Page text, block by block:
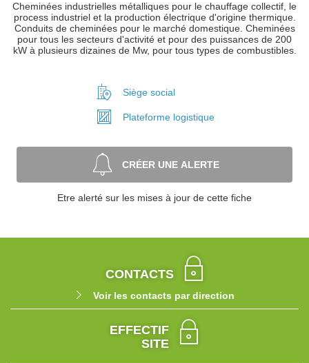
Cheminées industrielles métalliques pour le chauffage collectif, le
process industriel et la production électrique d'origine thermique.
Conduits de cheminées pour le marché domestique. Cheminées
pour tous les secteurs d'activité et pour des puissances de 200
kW à plusieurs dizaines de Mw, pour tous types de combustibles.
Siège social
Plateforme logistique
CRÉER UNE ALERTE
Etre alerté sur les mises à jour de cette fiche
CONTACTS
Voir les contacts par direction
EFFECTIF
SITE